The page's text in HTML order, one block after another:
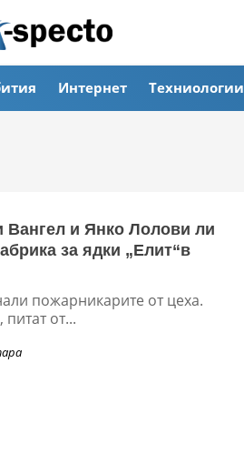
Интернет Техниологии
Вангел и Янко Лолови ли
за ядки „Елит“в
пожарникарите от цеха.
питат от...